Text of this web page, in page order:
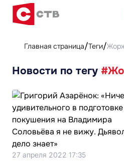
Главная страница Теги
Новости по тегу
27 апреля 2022 17:35